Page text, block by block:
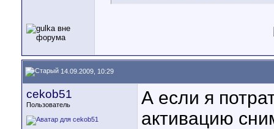
14.09.2009, 10:29
cekob51
Пользователь
А если я
активацию